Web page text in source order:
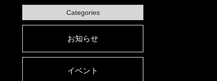
Categories
お知らせ
イベント